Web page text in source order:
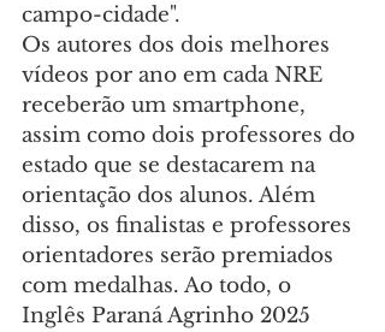
campo-cidade".
Os autores dos dois melhores
vídeos por ano em cada NRE
receberão um smartphone,
assim como dois professores do
estado que se destacarem na
orientação dos alunos. Além
disso, os finalistas e professores
orientadores serão premiados
com medalhas. Ao todo, o
Inglês Paraná Agrinho 2025